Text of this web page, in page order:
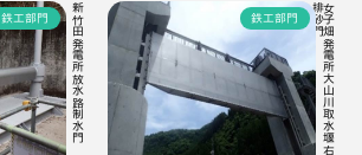
新竹田発電所放水路制水門
鉄工部門 女
子
畑
発
電
所
大
山
川
取
水
堰
右
岸
排
砂
門
鉄工部門